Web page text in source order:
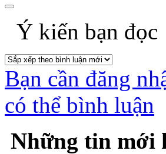
Ý kiến bạn đọc
Bạn cần đăng
có thể bình luận
Những tin mới